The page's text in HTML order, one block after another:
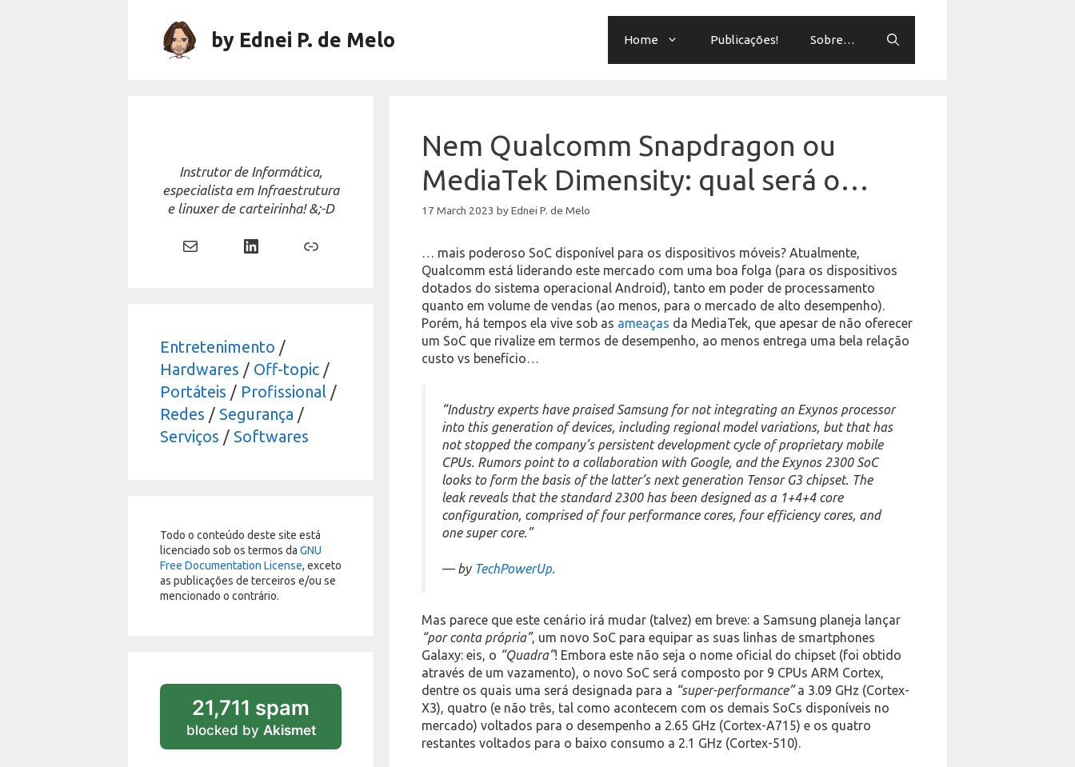
by Ednei P. de Melo Home Publicações! Sobre…
Nem Qualcomm Snapdragon ou
MediaTek Dimensity: qual será o…
17 March 2023 byEdnei P. de Melo
… mais poderoso SoC disponível para os dispositivos móveis? Atualmente,
Qualcomm está liderando este mercado com uma boa folga (para os dispositivos
dotados do sistema operacional Android), tanto em poder de processamento
quanto em volume de vendas (ao menos, para o mercado de alto desempenho).
Porém, há tempos ela vive sob as ameaças da MediaTek, que apesar de não oferecer
um SoC que rivalize em termos de desempenho, ao menos entrega uma bela relação
custo vs benefício…
“Industry experts have praised Samsung for not integrating an Exynos processor
into this generation of devices, including regional model variations, but that has
not stopped the company’s persistent development cycle of proprietary mobile
CPUs. Rumors point to a collaboration with Google, and the Exynos 2300 SoC
looks to form the basis of the latter’s next generation Tensor G3 chipset. The
leak reveals that the standard 2300 has been designed as a 1+4+4 core
configuration, comprised of four performance cores, four efficiency cores, and
one super core.”
— by TechPowerUp
Mas parece que este cenário irá mudar (talvez) em breve: a Samsung planeja lançar
“por conta própria”, um novo SoC para equipar as suas linhas de smartphones
Galaxy: eis, o “Quadra”! Embora este não seja o nome oficial do chipset (foi obtido
através de um vazamento), o novo SoC será composto por 9 CPUs ARM Cortex,
dentre os quais uma será designada para a “super-performance”a 3.09 GHz (Cortex-
X3), quatro (e não três, tal como acontecem com os demais SoCs disponíveis no
mercado) voltados para o desempenho a 2.65 GHz (Cortex-A715) e os quatro
restantes voltados para o baixo consumo a 2.1 GHz (Cortex-510).
Instrutor de Informática,
especialista em Infraestrutura
e linuxer de carteirinha! &;-D
Mail LinkedIn Link
Entretenimento /
Hardwares / Off-topic /
Portáteis / Profissional /
Redes / Segurança /
Serviços / Softwares
Todo o conteúdo deste site está
licenciado sob os termos da GNU
Free Documentation License, exceto
as publicações de terceiros e/ou se
mencionado o contrário.
21,711 spam
blocked by Akismet